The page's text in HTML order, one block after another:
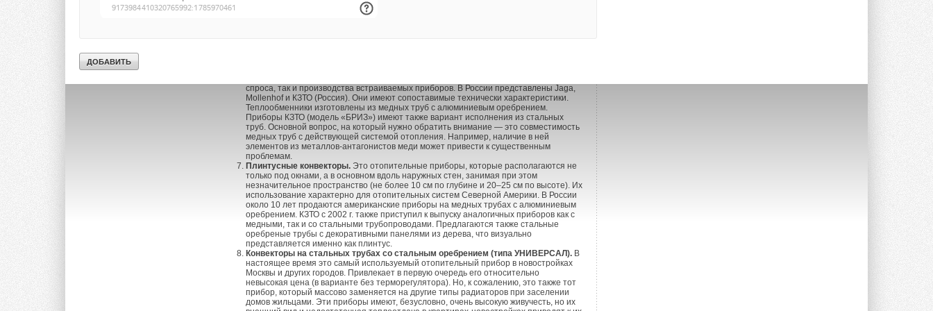
Новая линейка пластинчатых
высокой надежностью соединения. Новые версии биметаллических радиаторов
спроса, так и производства встраиваемых приборов. В России представлены Jaga,
Mollenhof и КЗТО (Россия). Они имеют сопоставимые технически характеристики.
Теплообменники изготовлены из медных труб с алюминиевым оребрением.
Приборы КЗТО (модель «БРИЗ») имеют также вариант исполнения из стальных
труб. Основной вопрос, на который нужно обратить внимание — это совместимость
медных труб с действующей системой отопления. Например, наличие в ней
элементов из металлов-антагонистов меди может привести к существенным
проблемам.
Плинтусные конвекторы. Это отопительные приборы, которые располагаются не
только под окнами, а в основном вдоль наружных стен, занимая при этом
незначительное пространство (не более 10 см по глубине и 20–25 см по высоте). Их
использование характерно для отопительных систем Северной Америки. В России
около 10 лет продаются американские приборы на медных трубах с алюминиевым
оребрением. КЗТО с 2002 г. также приступил к выпуску аналогичных приборов как с
медными, так и со стальными трубопроводами. Предлагаются также стальные
оребреные трубы с декоративными панелями из дерева, что визуально
представляется именно как плинтус.
Конвекторы на стальных трубах со стальным оребрением (типа УНИВЕРСАЛ). В
настоящее время это самый используемый отопительный прибор в новостройках
Москвы и других городов. Привлекает в первую очередь его относительно
невысокая цена (в варианте без терморегулятора). Но, к сожалению, это также тот
прибор, который массово заменяется на другие типы радиаторов при заселении
домов жильцами. Эти приборы имеют, безусловно, очень высокую живучесть, но их